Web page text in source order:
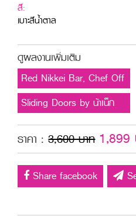
สี:
เบาะสีน้ำตาล
ดูผลงานเพิ่มเติม
Red Nikkei Bar, Chef Off
Sliding Doors by น้าเน็ก
ราคา :3,600 บาท 1,899
Share facebook